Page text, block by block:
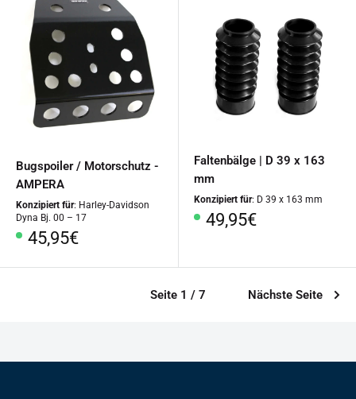
Bugspoiler / Motorschutz -
AMPERA
Konzipiert für: Harley-Davidson
Dyna Bj. 00 – 17
Sonderpreis
45,95€
Faltenbälge | D 39 x 163
mm
Konzipiert für: D 39 x 163 mm
Sonderpreis
49,95€
Seite 1 / 7 Nächste Seite